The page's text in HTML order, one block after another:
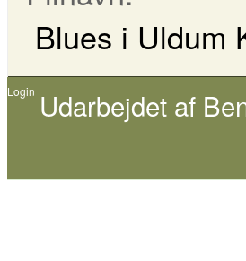
Blues i Uldum
Login Udarbejdet af